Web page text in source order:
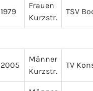
1979
Frauen
Kurzstr.
TSV
2005
Männer
Kurzstr.
TV